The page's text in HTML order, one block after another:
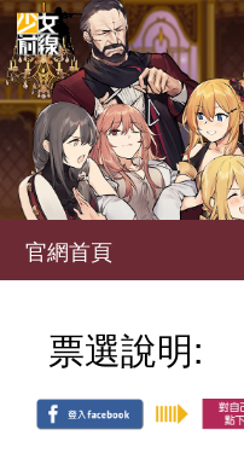
官網首頁
票選說明: